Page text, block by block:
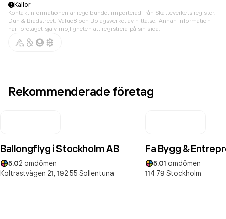
Källor
Kontaktinformationen är regelbundet importerad från Skatteverkets register,
Dun & Bradstreet, Value8 och Bolagsverket av hitta.se. Annan information
har företaget själv möjligheten att registrera på sin sida.
Rekommenderade företag
Ballongflyg i Stockholm AB
5.02 omdömen
Koltrastvägen 21, 192 55 Sollentuna
Fa Bygg &
5.01 omdömen
114 79 Stockholm